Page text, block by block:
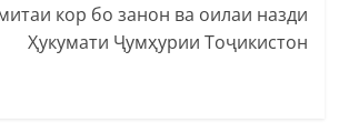
кор бо занон ва оилаи назди
Ҳукумати Ҷумҳурии Тоҷикистон